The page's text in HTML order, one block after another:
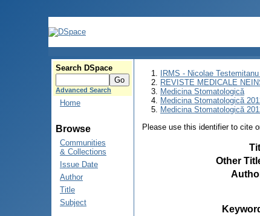
Search DSpace
Advanced Search
Home
Browse
Communities
& Collections
Issue Date
Author
Title
Subject
IRMS - Nicolae
REVISTE MEDICALE
Medicina Stomatologică
Medicina Stomatologică
Medicina Stomatologică
Please use this identifier to cite
Other